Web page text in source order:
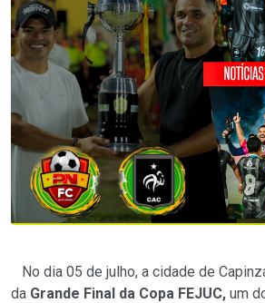
No dia 05 de julho, a cidade de
da Grande Final da Copa FEJUC, um